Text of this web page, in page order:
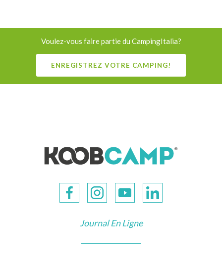
Voulez-vous faire partie du CampingItalia?
ENREGISTREZ VOTRE CAMPING!
Journal En Ligne